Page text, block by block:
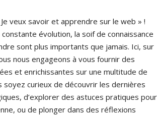
veux savoir et apprendre sur le web » !
évolution, la soif de connaissance
sont plus importants que jamais. Ici, sur
nous engageons à vous fournir des
et enrichissantes sur une multitude de
soyez curieux de découvrir les dernières
d’explorer des astuces pratiques pour
ou de plonger dans des réflexions